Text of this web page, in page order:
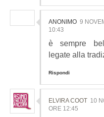
ANONIMO 9
10:43
è sempre
legate alla
Rispondi
ELVIRA COOT 10
ORE 12:45